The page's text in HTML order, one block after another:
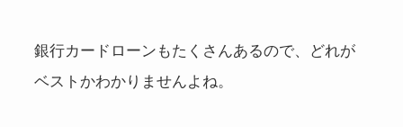
銀行カードローンもたくさんあるので、どれが
ベストかわかりませんよね。